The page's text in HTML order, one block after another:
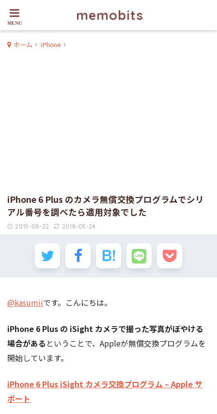
memobits
ホーム iPhone
iPhone 6 Plus のカメラ無償交換プログラムでシリ
アル番号を調べたら適用対象でした
2015-08-22 2018-05-24
@kasumiiです。こんにちは。
iPhone 6 Plus の iSight カメラで撮った写真がぼやける
場合がある ということで、Appleが無償交換プログラムを
開始しています。
iPhone 6 Plus iSight カメラ交換プログラム – Apple サ
ポート